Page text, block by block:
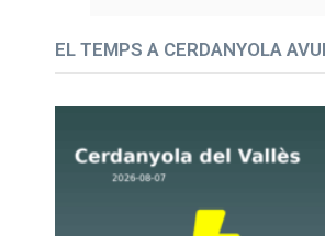
EL TEMPS A CERDANYOLA AVUI